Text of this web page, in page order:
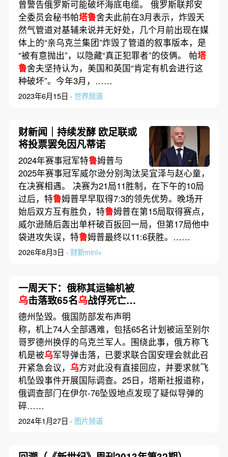
曾警告俄罗斯可能破坏海底电缆。 俄罗斯联邦安
全委员会秘书帕塔鲁舍夫此前在3月表示，炸毁天
然气管道对基辅来说并无好处，几个月前出现在媒
体上的“亲乌克兰集团”炸毁了管道的叙事版本，是
“被有意抛出”，以隐藏“真正犯罪者”的伎俩。 帕塔
鲁舍夫坚持认为，美国和英国“肯定有机会进行这
种破坏”。今年3月，……
2023年6月15日 · 世界频道
财新闻｜持续发酵 欧足联或
将投票罢免因凡蒂诺
2024年赛事冠军特鲁姆普与
2025年赛事冠军威尔逊分别淘汰吴宜泽与赵心童，
在决赛相遇。 决赛为21局11胜制，在下午的10局
过后，特鲁姆普早早取得7:3的领先优势。晚场开
始后双方互有胜负，特鲁姆普在第15局取得赛点，
威尔逊随后轰出单杆破百扳回一局，但第17局他中
袋进攻失误，特鲁姆普最终以11:6获胜。……
2026年8月3日 · 财新mini+
一周天下：俄称其运输机被
乌击落致65名乌战俘死亡、
江西新余火灾致39死9伤
德州坠毁。俄国防部发布声明
称，机上74人全部遇难，包括65名计划被运至别尔
哥罗德州换俘的乌克兰军人。围绕此事，俄方称飞
机是被乌军导弹击落，已要求联合国安理会就此召
开紧急会议， 乌方对此没有直接回应，并要求就飞
机坠毁事件开展国际调查。25日，塔斯社报道称，
俄调查部门在伊尔-76坠毁地点发现了疑似导弹的
碎……
2024年1月27日 · 图片频道